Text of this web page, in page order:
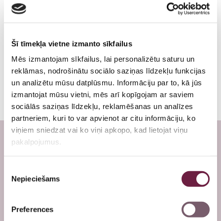
Šī tīmekļa vietne izmanto sīkfailus
Mēs izmantojam sīkfailus, lai personalizētu saturu un
reklāmas, nodrošinātu sociālo saziņas līdzekļu funkcijas
un analizētu mūsu datplūsmu. Informāciju par to, kā jūs
izmantojat mūsu vietni, mēs arī kopīgojam ar saviem
sociālās saziņas līdzekļu, reklamēšanas un analīzes
partneriem, kuri to var apvienot ar citu informāciju, ko
viņiem sniedzat vai ko viņi apkopo, kad lietojat viņu
pakalpojumus.
izvēle
Nepieciešams
Preferences
Medicīniskā komisija darbam uz naftas un gāzes
Ginekoloģija
Ultrasonogrāfija
Radioloģiskie izmeklējumi
Kardioloģija
Ģimenes ārsts/arodārsts
Imunoloģija
Neiroloģija
Radiologa asistents
Ultrasonogrāfijas speciālists
Fizioterapeits
Ģimenes ārsts
Oftalmologs
Neirologs
Psihiatrs
Inta Jaunalksne
Specialitāte:
Imunologs
Valodas:
Latviešu, Krievu, Angļu
Sniedz konsultācijas, diagnosticē un ārstē
dažādas imunitātes saslimšanas;
Ārstē un diagnosticē -alerģijas, onkologijas
slimības, reimatoloģiskas slimības, artrītus, vīrusu